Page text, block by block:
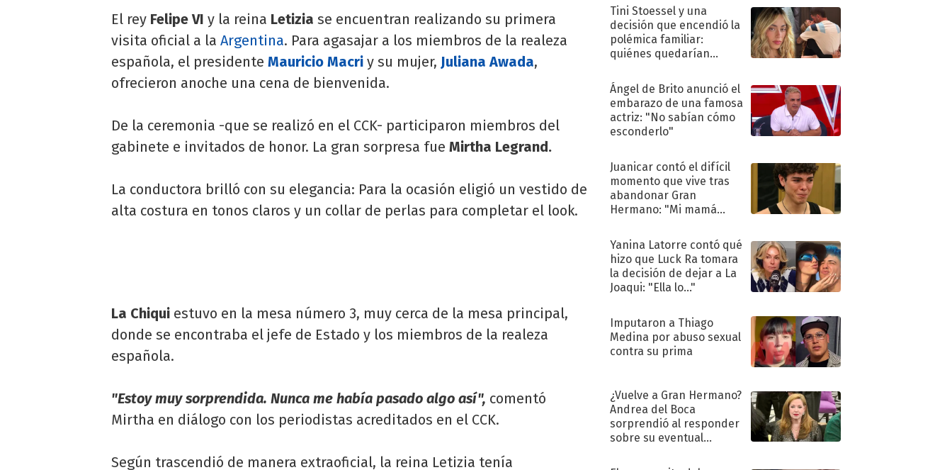
El rey Felipe VI y la reina Letizia se encuentran realizando su primera
visita oficial a la Argentina. Para agasajar a los miembros de la realeza
española, el presidente Mauricio Macri y su mujer, Juliana Awada,
ofrecieron anoche una cena de bienvenida.
De la ceremonia -que se realizó en el CCK- participaron miembros del
gabinete e invitados de honor. La gran sorpresa fue Mirtha Legrand.
La conductora brilló con su elegancia: Para la ocasión eligió un vestido de
alta costura en tonos claros y un collar de perlas para completar el look.
La Chiqui estuvo en la mesa número 3, muy cerca de la mesa principal,
donde se encontraba el jefe de Estado y los miembros de la realeza
española.
"Estoy muy sorprendida. Nunca me había pasado algo así", comentó
Mirtha en diálogo con los periodistas acreditados en el CCK.
Según trascendió de manera extraoficial, la reina Letizia tenía
Tini Stoessel y una
decisión que encendió la
polémica familiar:
quiénes quedarían
Ángel de Brito anunció el
embarazo de una famosa
actriz: "No sabían cómo
esconderlo"
Juanicar contó el difícil
momento que vive tras
abandonar Gran
Hermano: "Mi mamá
Yanina Latorre contó qué
hizo que Luck Ra tomara
la decisión de dejar a La
Joaqui: "Ella lo..."
Imputaron a Thiago
Medina por abuso sexual
contra su prima
¿Vuelve a Gran Hermano?
Andrea del Boca
sorprendió al responder
sobre su eventual